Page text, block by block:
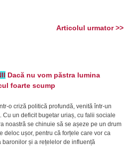
Articolul urmator >>
Dacă nu vom păstra lumina
foarte scump
o criză politică profundă, venită într-un
Cu un deficit bugetar uriaș, cu falii sociale
noastră se chinuie să se așeze pe un drum
deloc ușor, pentru că forțele care vor ca
și a rețelelor de influență